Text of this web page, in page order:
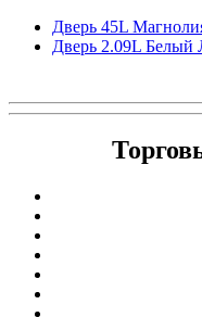
Дверь 45L
Дверь 2.09L Белый